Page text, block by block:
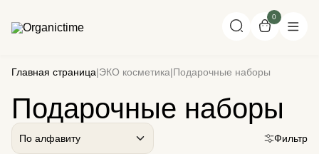
0
Главная страница|ЭКО косметика|Подарочные наборы
Подарочные наборы
По алфавиту Фильтр